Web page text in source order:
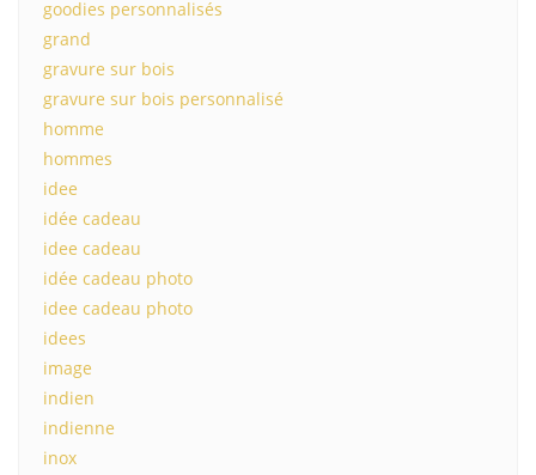
goodies personnalisés
grand
gravure sur bois
gravure sur bois personnalisé
homme
hommes
idee
idée cadeau
idee cadeau
idée cadeau photo
idee cadeau photo
idees
image
indien
indienne
inox